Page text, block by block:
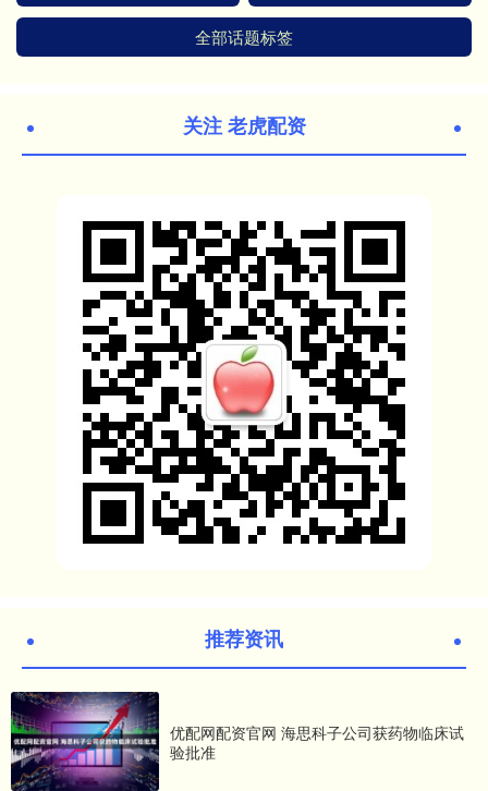
全部话题标签
关注 老虎配资
推荐资讯
优配网配资官网 海思科子公司获药物临床试
验批准